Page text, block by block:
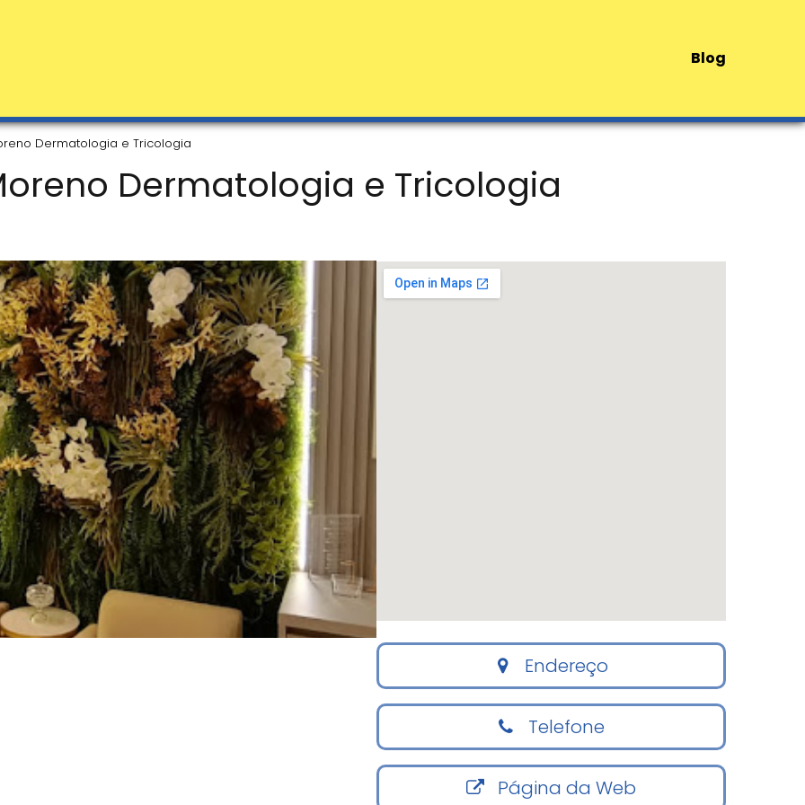
Blog
Dermatologia e Tricologia
Dermatologia e Tricologia
Endereço
Telefone
Página da Web